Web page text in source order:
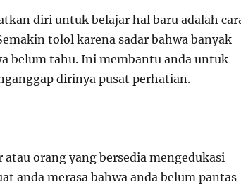
diri untuk belajar hal baru adalah
tolol karena sadar bahwa banyak
belum tahu. Ini membantu anda untuk
dirinya pusat perhatian.
orang yang bersedia mengedukasi
anda merasa bahwa anda belum pantas